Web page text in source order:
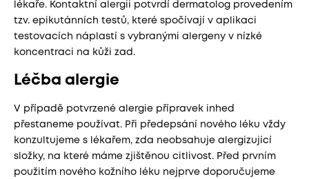
lékaře. Kontaktní alergii potvrdí dermatolog provedením
tzv. epikutánních testů, které spočívají v aplikaci
testovacích náplastí s vybranými alergeny v nízké
koncentraci na kůži zad.
Léčba alergie
V případě potvrzené alergie přípravek inhed
přestaneme používat. Při předepsání nového léku vždy
konzultujeme s lékařem, zda neobsahuje alergizující
složky, na které máme zjištěnou citlivost. Před prvním
použitím nového kožního léku nejprve doporučujeme